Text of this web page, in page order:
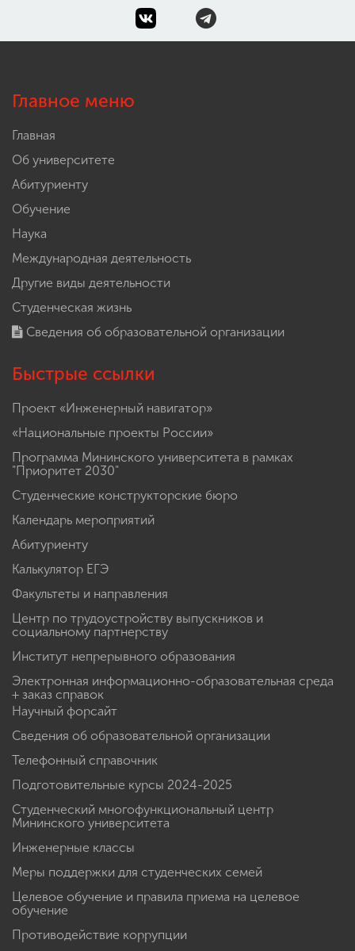
Главное меню
Главная
Об университете
Абитуриенту
Обучение
Наука
Международная деятельность
Другие виды деятельности
Студенческая жизнь
Сведения об образовательной организации
Быстрые ссылки
Проект «Инженерный навигатор»
«Национальные проекты России»
Программа Мининского университета в рамках
"Приоритет 2030"
Студенческие конструкторские бюро
Календарь мероприятий
Абитуриенту
Калькулятор ЕГЭ
Факультеты и направления
Центр по трудоустройству выпускников и
социальному партнерству
Институт непрерывного образования
Электронная информационно-образовательная среда
+ заказ справок
Научный форсайт
Сведения об образовательной организации
Телефонный справочник
Подготовительные курсы 2024-2025
Студенческий многофункциональный центр
Мининского университета
Инженерные классы
Меры поддержки для студенческих семей
Целевое обучение и правила приема на целевое
обучение
Противодействие коррупции